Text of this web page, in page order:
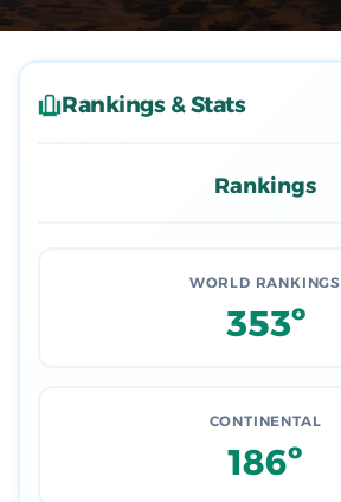
Rankings & Stats
Rankings
WORLD RANKINGS
353º
CONTINENTAL
186º